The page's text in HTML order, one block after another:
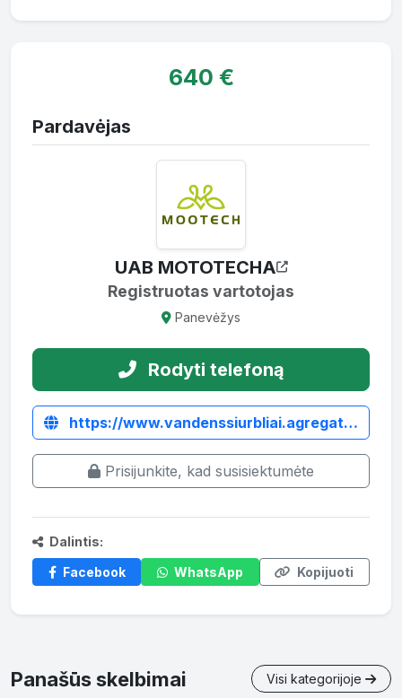
640 €
Pardavėjas
UAB MOTOTECHA
Registruotas vartotojas
Panevėžys
Rodyti telefoną
https://www.vandenssiurbliai.agregatai.lt/hidromotoriniai-vandens-siurbliai/cheminis-vandens-siurblys-cth-20-hidro-variklis
Prisijunkite, kad susisiektumėte
Dalintis:
Facebook
WhatsApp Kopijuoti
Panašūs skelbimai Visi kategorijoje